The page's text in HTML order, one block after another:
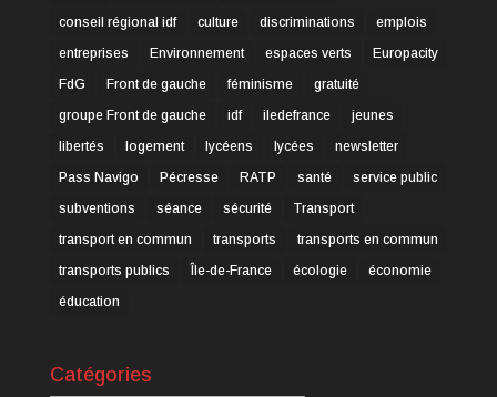
conseil régional idf
culture discriminations
emplois
entreprises
Environnement espaces verts
Europacity
FdG
Front de gauche féminisme
gratuité
groupe Front de gauche
idf iledefrance
jeunes
libertés
logement lycéens lycées
newsletter
Pass Navigo
Pécresse RATP santé
service public
subventions
séance sécurité
Transport
transport en commun
transports
transports en commun
transports publics
Île-de-France écologie
économie
éducation
Catégories